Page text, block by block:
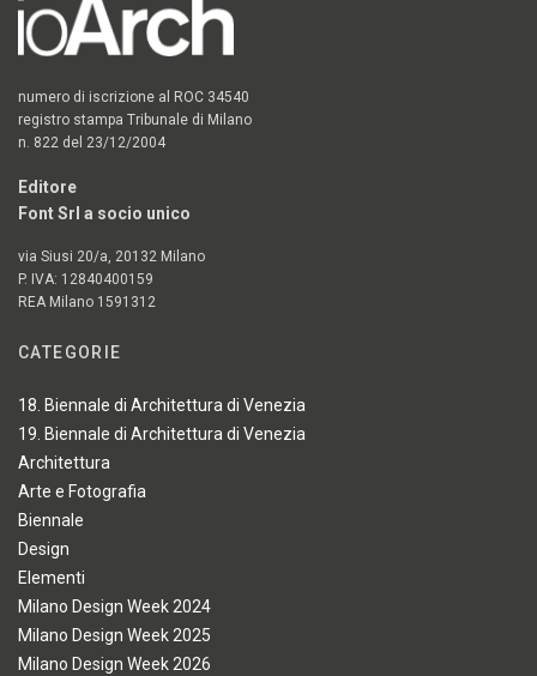
numero di iscrizione al ROC 34540
registro stampa Tribunale di Milano
n. 822 del 23/12/2004
Editore
Font Srl a socio unico
via Siusi 20/a, 20132 Milano
P. IVA: 12840400159
REA Milano 1591312
CATEGORIE
18. Biennale di Architettura di Venezia
19. Biennale di Architettura di Venezia
Architettura
Arte e Fotografia
Biennale
Design
Elementi
Milano Design Week 2024
Milano Design Week 2025
Milano Design Week 2026